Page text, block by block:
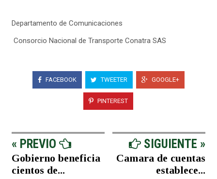
Departamento de Comunicaciones
Consorcio Nacional de Transporte Conatra SAS
FACEBOOK TWEETER GOOGLE+
PINTEREST
« PREVIO
Gobierno beneficia
cientos de...
SIGUIENTE »
Camara de cuentas
establece...